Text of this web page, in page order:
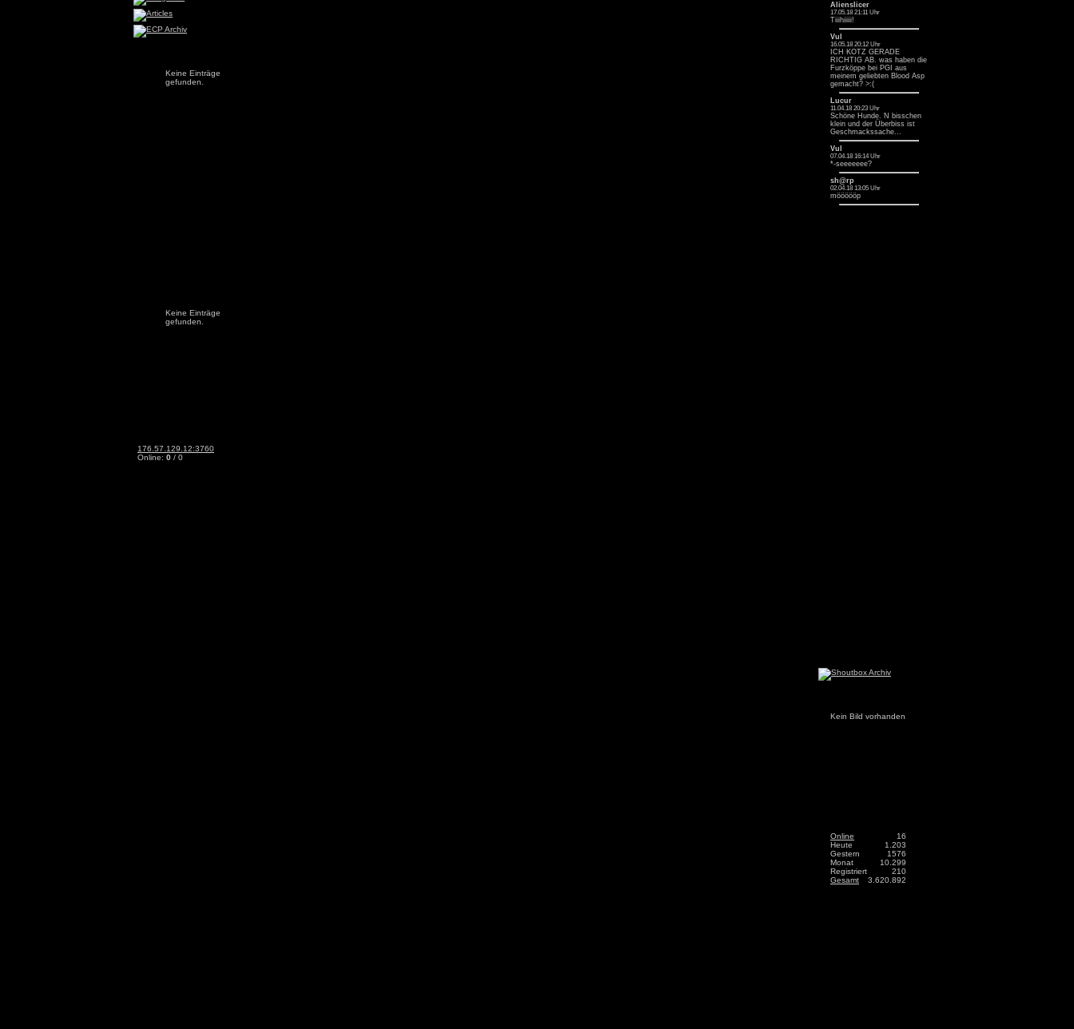
Keine Einträge
gefunden.
Keine Einträge
gefunden.
176.57.129.12:3760
Online: 0 / 0
Alienslicer
17.05.18 21:11 Uhr
Tiiihiiiii!
Vul
16.05.18 20:12 Uhr
ICH KOTZ GERADE
RICHTIG AB. was haben die
Furzköppe bei PGI aus
meinem geliebten Blood Asp
gemacht? >:(
Lucur
11.04.18 20:23 Uhr
Schöne Hunde. N bisschen
klein und der Überbiss ist
Geschmackssache...
Vul
07.04.18 16:14 Uhr
*-seeeeeee?
sh@rp
02.04.18 13:05 Uhr
möööööp
Kein Bild vorhanden
16
Online
1.203
Heute
1576
Gestern
10.299
Monat
210
Registriert
3.620.892
Gesamt